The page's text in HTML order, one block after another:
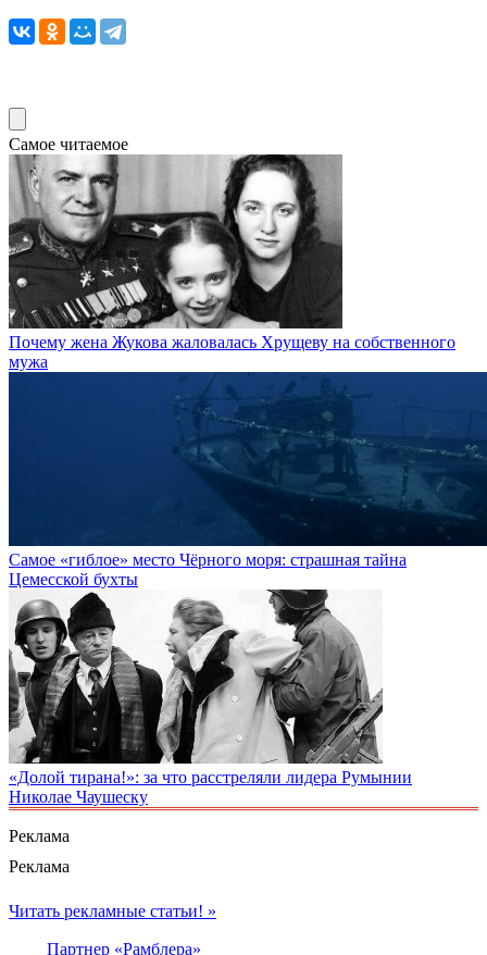
Самое читаемое
Почему жена Жукова жаловалась Хрущеву на собственного
мужа
Самое «гиблое» место Чёрного моря: страшная тайна
Цемесской бухты
«Долой тирана!»: за что расстреляли лидера Румынии
Николае Чаушеску
Реклама
Реклама
Читать рекламные статьи! »
Партнер «Рамблера»